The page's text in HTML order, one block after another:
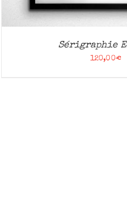
Sérigraphie
120,00€